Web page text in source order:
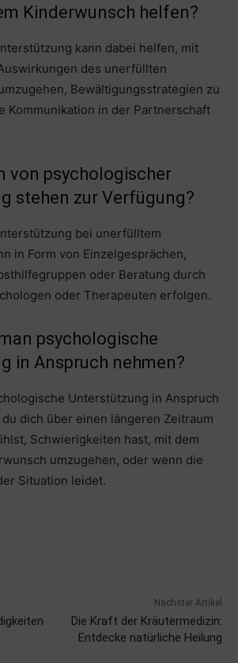
Kinderwunsch helfen?
kann dabei helfen, mit
des unerfüllten
Bewältigungsstrategien zu
Kommunikation in der Partnerschaft
von psychologischer
stehen zur Verfügung?
bei unerfülltem
in Form von Einzelgesprächen,
oder Beratung durch
oder Therapeuten erfolgen.
psychologische
in Anspruch nehmen?
Unterstützung in Anspruch
dich über einen längeren Zeitraum
Schwierigkeiten hast, mit dem
umzugehen, oder wenn die
Situation leidet.
Nächster Artikel
Die Kraft der Kräutermedizin:
Entdecke natürliche Heilung